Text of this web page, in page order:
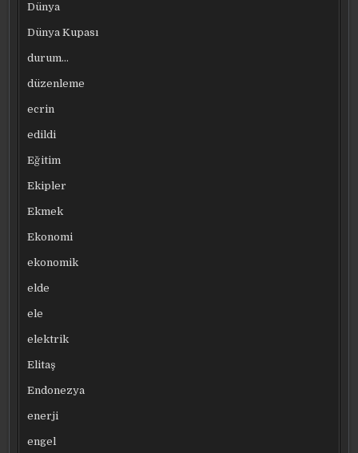
Dünya
Dünya Kupası
durum…
düzenleme
ecrin
edildi
Eğitim
Ekipler
Ekmek
Ekonomi
ekonomik
elde
ele
elektrik
Elitaş
Endonezya
enerji
engel